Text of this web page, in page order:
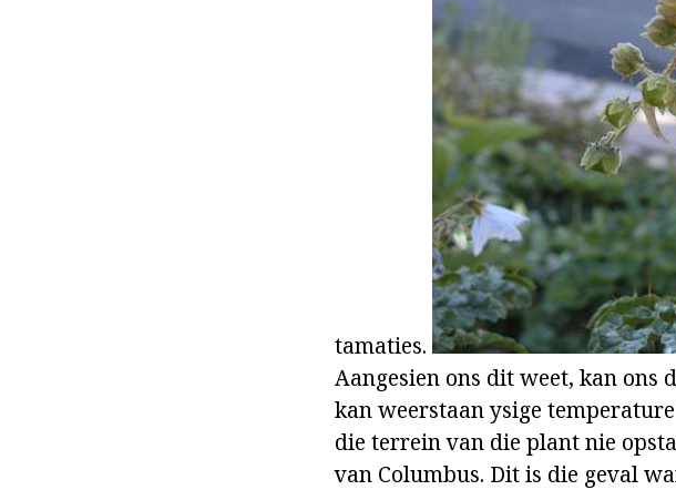
tamaties.
Aangesien ons dit weet, kan
kan weerstaan ysige
die terrein van die plant nie
van Columbus. Dit is die geval